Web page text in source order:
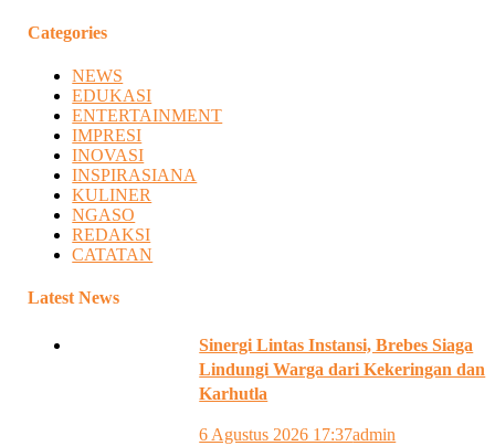
Categories
NEWS
EDUKASI
ENTERTAINMENT
IMPRESI
INOVASI
INSPIRASIANA
KULINER
NGASO
REDAKSI
CATATAN
Latest News
Sinergi Lintas Instansi, Brebes Siaga
Lindungi Warga dari Kekeringan dan
Karhutla
6 Agustus 2026 17:37admin